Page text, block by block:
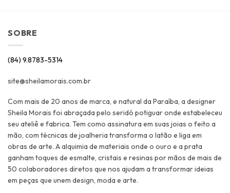
SOBRE
(84) 9.8783-5314
site@sheilamorais.com.br
Com mais de 20 anos de marca, e natural da Paraíba, a designer
Sheila Morais foi abraçada pelo seridó potiguar onde estabeleceu
seu ateliê e fabrica. Tem como assinatura em suas joias o feito a
mão, com técnicas de joalheria transforma o latão e liga em
obras de arte. A alquimia de materiais onde o ouro e a prata
ganham toques de esmalte, cristais e resinas por mãos de mais de
50 colaboradores diretos que nos ajudam a transformar ideias
em peças que unem design, moda e arte.